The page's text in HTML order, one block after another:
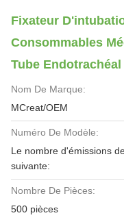
Fixateur
Consommables
Tube Endotrachéal
Nom De Marque:
MCreat/OEM
Numéro De Modèle:
Le nombre d'émissions
suivante:
Nombre De Pièces:
500 pièces